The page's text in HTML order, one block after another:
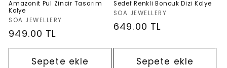
Amazonit Pul Zincir Tasarım
Kolye
Satıcı:
SOA JEWELLERY
Normal
fiyat
949.00 TL
Sepete ekle
Sedef Renkli Boncuk Dizi Kolye
Satıcı:
SOA JEWELLERY
Normal
649.00 TL
Sepete ekle